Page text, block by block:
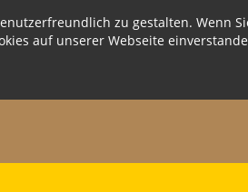
zu gestalten. Wenn
auf unserer Webseite